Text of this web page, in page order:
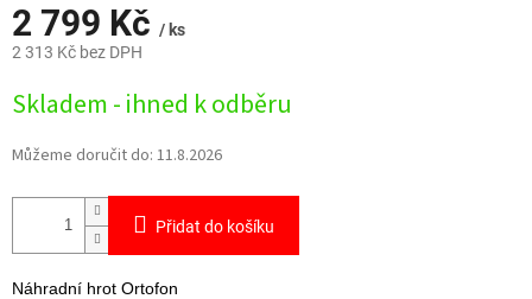
2 799 Kč / ks
2 313 Kč bez DPH
cena:
Skladem - ihned k odběru
Můžeme doručit do: 11.8.2026
Přidat do košíku
Náhradní hrot Ortofon